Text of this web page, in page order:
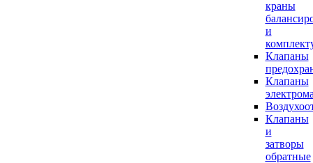
краны
и
Клапаны
Клапаны
Клапаны
и
затворы
обратные